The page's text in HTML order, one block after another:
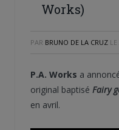
Works)
PAR BRUNO DE LA CRUZ LE
P.A. Works a
original baptisé Fairy
en avril.